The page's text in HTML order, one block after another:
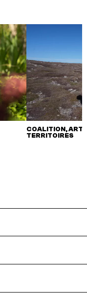
COALITION, ART,
TERRITOIRES